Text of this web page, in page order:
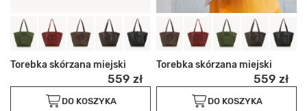
Torebka skórzana miejski
559 zł
DO KOSZYKA
Torebka skórzana miejski
559 zł
DO KOSZYKA